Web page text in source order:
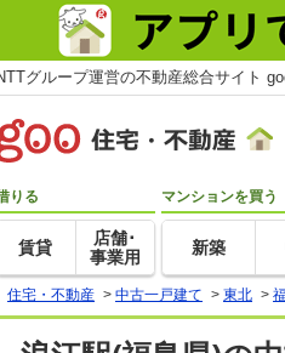
グループ運営の不動産総合サイト
りる
賃貸
店舗･
事業用
マンションを買う
新築
住宅・不動産 > 中古一戸建て > 東北 >